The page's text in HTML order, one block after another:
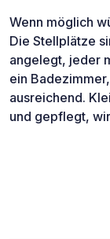
Wenn möglich
Die Stellplätze
angelegt, jeder
ein
ausreichend.
und gepflegt,